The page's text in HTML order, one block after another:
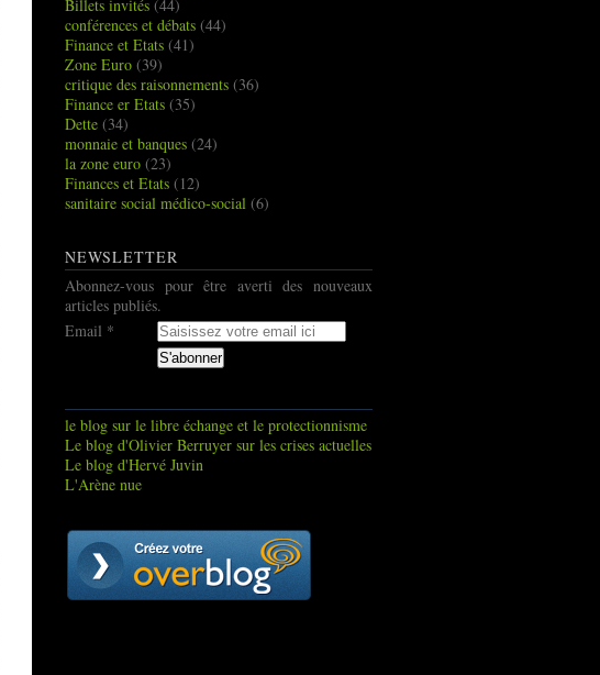
Billets invités (44)
conférences et débats (44)
Finance et Etats (41)
Zone Euro (39)
critique des raisonnements (36)
Finance er Etats (35)
Dette (34)
monnaie et banques (24)
la zone euro (23)
Finances et Etats (12)
sanitaire social médico-social (6)
NEWSLETTER
Abonnez-vous pour être averti des nouveaux
articles publiés.
Email
le blog sur le libre échange et le protectionnisme
Le blog d'Olivier Berruyer sur les crises actuelles
Le blog d'Hervé Juvin
L'Arène nue